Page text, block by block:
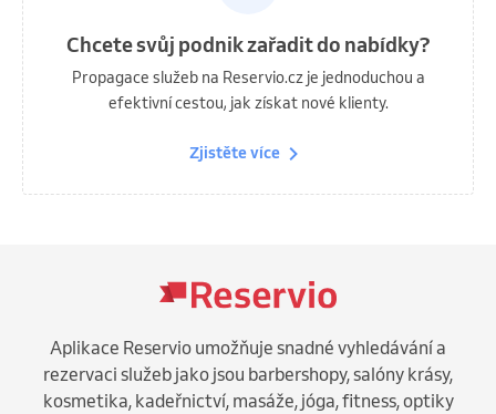
Chcete svůj podnik zařadit do nabídky?
Propagace služeb na Reservio.cz je jednoduchou a
efektivní cestou, jak získat nové klienty.
Zjistěte více
Aplikace Reservio umožňuje snadné vyhledávání a
rezervaci služeb jako jsou barbershopy, salóny krásy,
kosmetika, kadeřnictví, masáže, jóga, fitness, optiky